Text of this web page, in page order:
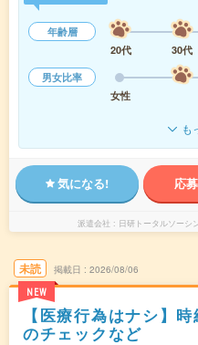
年齢層
20代
30代
男女比率
女性
も
気になる! 応
派遣会社 日研トータルソー
未読
NEW
掲載日 2026/08/06
【医療行為はナシ】
のチェックなど